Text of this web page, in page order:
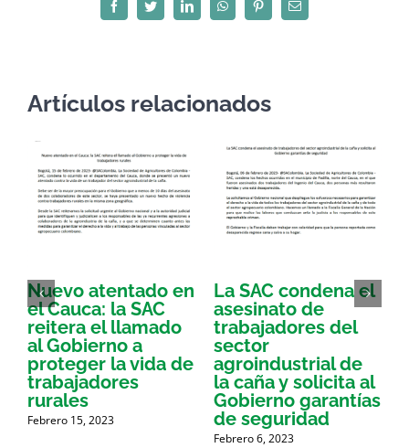
FacebookTwitterLinkedInWhatsAppPinterestCorreo
electrónico
Artículos relacionados
Nuevo atentado en
el Cauca: la SAC
reitera el llamado
al Gobierno a
proteger la vida de
trabajadores
rurales
Febrero 15, 2023
La SAC condena el
asesinato de
trabajadores del
sector
agroindustrial de
la caña y solicita al
Gobierno garantías
de seguridad
Febrero 6, 2023